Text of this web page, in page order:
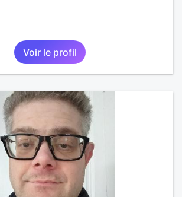
Voir le profil